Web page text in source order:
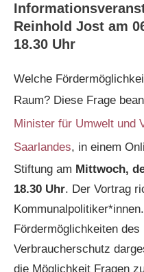
Reinhold Jost am
18.30 Uhr
Welche
Raum? Diese Frage
Minister für Umwelt und
Saarlandes, in einem
Stiftung am Mittwoch,
18.30 Uhr. Der Vortrag
Fördermöglichkeiten
Verbraucherschutz
die Möglichkeit Fragen